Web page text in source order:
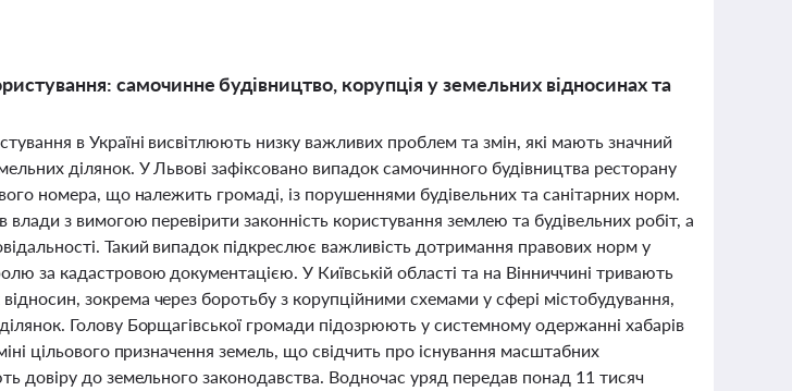
самочинне будівництво, корупція у земельних відносинах та
в Україні висвітлюють низку важливих проблем та змін, які мають значний
ділянок. У Львові зафіксовано випадок самочинного будівництва ресторану
номера, що належить громаді, із порушеннями будівельних та санітарних норм.
з вимогою перевірити законність користування землею та будівельних робіт, а
Такий випадок підкреслює важливість дотримання правових норм у
за кадастровою документацією. У Київській області та на Вінниччині тривають
зокрема через боротьбу з корупційними схемами у сфері містобудування,
Голову Борщагівської громади підозрюють у системному одержанні хабарів
цільового призначення земель, що свідчить про існування масштабних
довіру до земельного законодавства. Водночас уряд передав понад 11 тисяч